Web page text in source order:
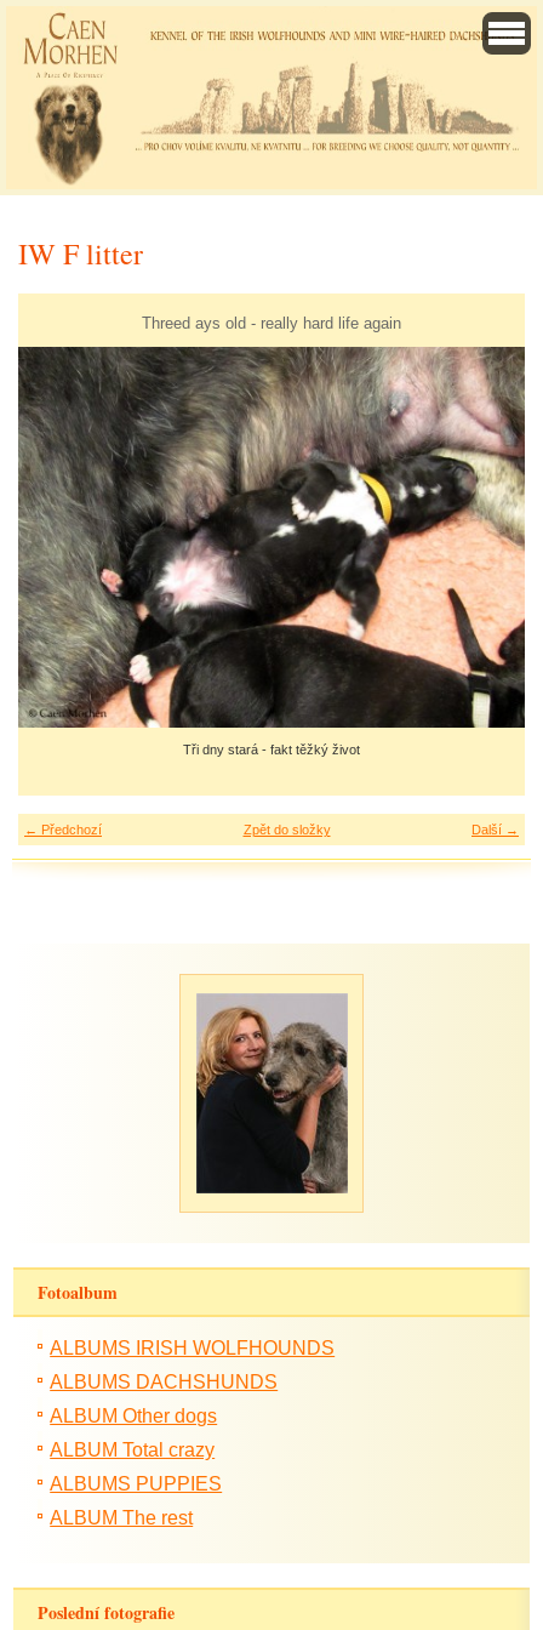
IW F litter
Threed ays old - really hard life again
Tři dny stará - fakt těžký život
← Předchozí Další →
Zpět do složky
Fotoalbum
ALBUMS IRISH WOLFHOUNDS
ALBUMS DACHSHUNDS
ALBUM Other dogs
ALBUM Total crazy
ALBUMS PUPPIES
ALBUM The rest
Poslední fotografie